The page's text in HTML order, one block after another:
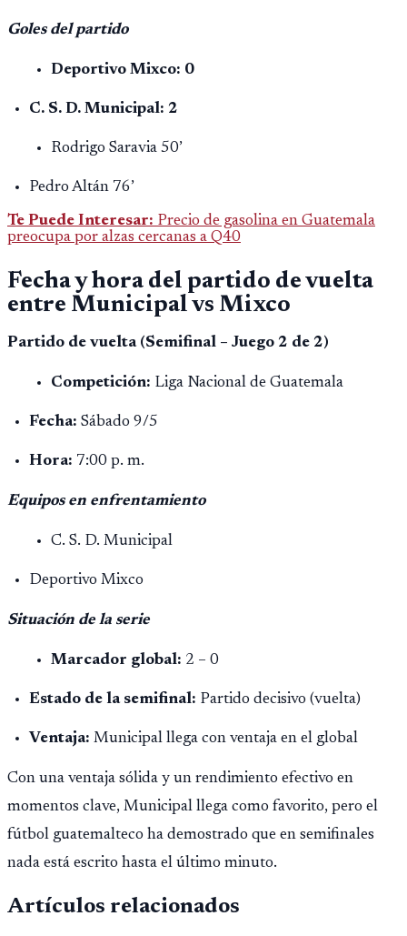
Goles del partido
Deportivo Mixco: 0
C. S. D. Municipal: 2
Rodrigo Saravia 50’
Pedro Altán 76’
Te Puede Interesar: Precio de gasolina en Guatemala
preocupa por alzas cercanas a Q40
Fecha y hora del partido de vuelta
entre Municipal vs Mixco
Partido de vuelta (Semifinal – Juego 2 de 2)
Competición: Liga Nacional de Guatemala
Fecha: Sábado 9/5
Hora: 7:00 p. m.
Equipos en enfrentamiento
C. S. D. Municipal
Deportivo Mixco
Situación de la serie
Marcador global: 2 – 0
Estado de la semifinal: Partido decisivo (vuelta)
Ventaja: Municipal llega con ventaja en el global
Con una ventaja sólida y un rendimiento efectivo en
momentos clave, Municipal llega como favorito, pero el
fútbol guatemalteco ha demostrado que en semifinales
nada está escrito hasta el último minuto.
Artículos relacionados